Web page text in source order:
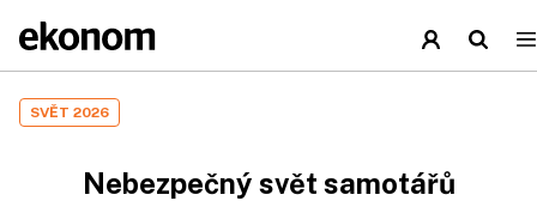
SVĚT 2026
Nebezpečný svět samotářů